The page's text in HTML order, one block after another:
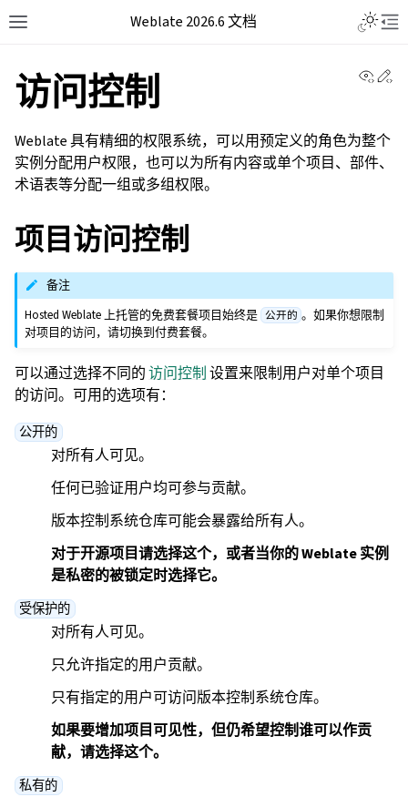
Weblate 2026.6 文档
访问控制
Weblate 具有精细的权限系统，可以用预定义的角色为整个
实例分配用户权限，也可以为所有内容或单个项目、部件、
术语表等分配一组或多组权限。
项目访问控制
备注
Hosted Weblate 上托管的免费套餐项目始终是 公开的 。如果你想限制
对项目的访问，请切换到付费套餐。
可以通过选择不同的访问控制设置来限制用户对单个项目
的访问。可用的选项有：
公开的
对所有人可见。
任何已验证用户均可参与贡献。
版本控制系统仓库可能会暴露给所有人。
对于开源项目请选择这个，或者当你的 Weblate 实例
是私密的被锁定时选择它。
受保护的
对所有人可见。
只允许指定的用户贡献。
只有指定的用户可访问版本控制系统仓库。
如果要增加项目可见性，但仍希望控制谁可以作贡
献，请选择这个。
私有的